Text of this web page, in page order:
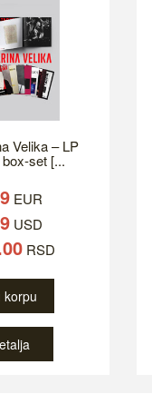
Velika – LP
set [...
EUR
USD
RSD
korpu